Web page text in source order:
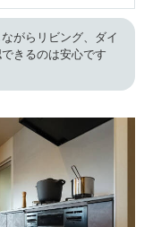
がらリビング、ダイ
きるのは安心です